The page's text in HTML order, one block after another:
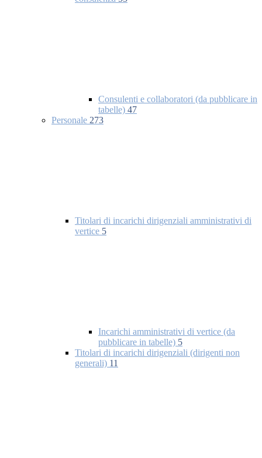
Consulenti e collaboratori (da pubblicare in
tabelle) 47
Personale 273
Titolari di incarichi dirigenziali amministrativi di
vertice 5
Incarichi amministrativi di vertice (da
pubblicare in tabelle) 5
Titolari di incarichi dirigenziali (dirigenti non
generali) 11